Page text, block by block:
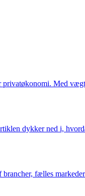
Med
dykker ned i,
fælles